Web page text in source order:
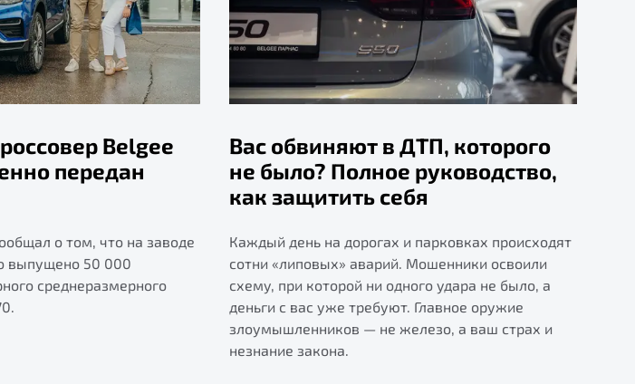
Belgee
передан
о том, что на заводе
выпущено 50 000
среднеразмерного
Вас обвиняют в ДТП, которого
не было? Полное руководство,
как защитить себя
Каждый день на дорогах и парковках происходят
сотни «липовых» аварий. Мошенники освоили
схему, при которой ни одного удара не было, а
деньги с вас уже требуют. Главное оружие
злоумышленников — не железо, а ваш страх и
незнание закона.